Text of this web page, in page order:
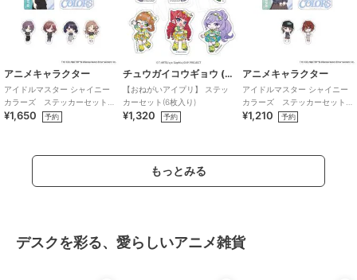
アニメキャラクター
アイドルマスター シャイニー
カラーズ ステッカーセット
(283プロ ノクチル)
¥1,650 予約
チュウガイコウギョウ (Chugai Mining)
【おねがいアイプリ】 ステッ
カーセット(6枚入り)
¥1,320 予約
アニメキャラクター
アイドルマスター シャイニー
カラーズ ステッカーセット
(283プロ シーズ)
¥1,210 予約
もっとみる
デスクを彩る、愛らしいアニメ雑貨